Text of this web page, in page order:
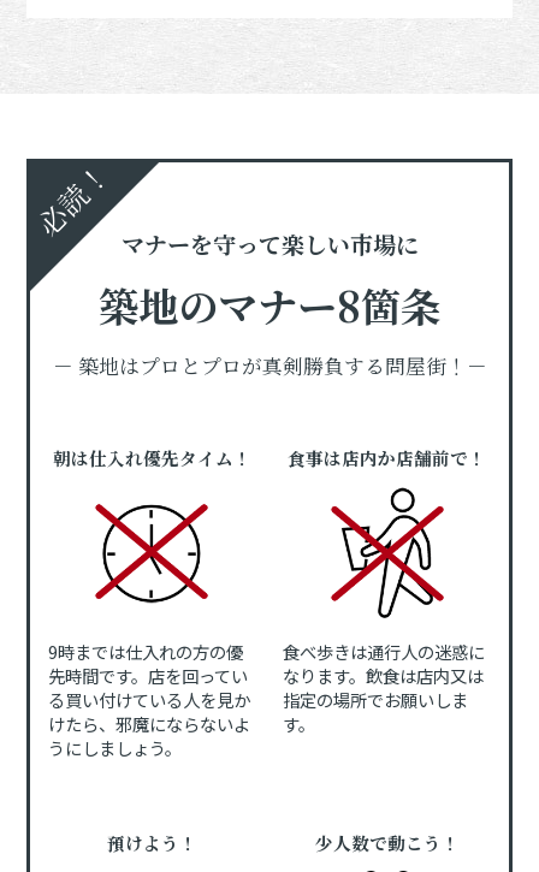
必読！
マナーを守って楽しい市場に
築地のマナー8箇条
－ 築地はプロとプロが真剣勝負する問屋街！－
朝は仕入れ優先タイム！
9時までは仕入れの方の優
先時間です。店を回ってい
る買い付けている人を見か
けたら、邪魔にならないよ
うにしましょう。
食事は店内か店舗前で！
食べ歩きは通行人の迷惑に
なります。飲食は店内又は
指定の場所でお願いしま
す。
預けよう！ 少人数で動こう！